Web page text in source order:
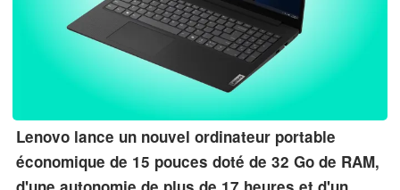
Lenovo lance un nouvel ordinateur portable
économique de 15 pouces doté de 32 Go de RAM,